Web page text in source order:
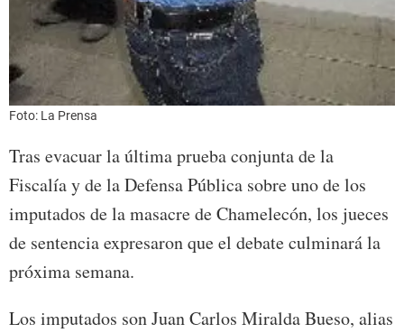
Foto: La Prensa
Tras evacuar la última prueba conjunta de la
Fiscalía y de la Defensa Pública sobre uno de los
imputados de la masacre de Chamelecón, los jueces
de sentencia expresaron que el debate culminará la
próxima semana.
Los imputados son Juan Carlos Miralda Bueso, alias